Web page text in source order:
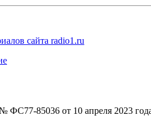
сайта radio1.ru
ФС77-85036 от 10 апреля 2023